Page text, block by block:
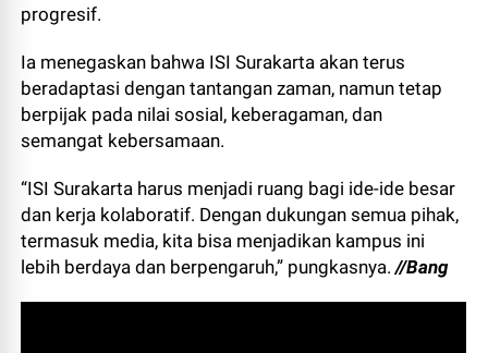
progresif.
Ia menegaskan bahwa ISI Surakarta akan terus
beradaptasi dengan tantangan zaman, namun tetap
berpijak pada nilai sosial, keberagaman, dan
semangat kebersamaan.
“ISI Surakarta harus menjadi ruang bagi ide-ide besar
dan kerja kolaboratif. Dengan dukungan semua pihak,
termasuk media, kita bisa menjadikan kampus ini
lebih berdaya dan berpengaruh,” pungkasnya.//Bang